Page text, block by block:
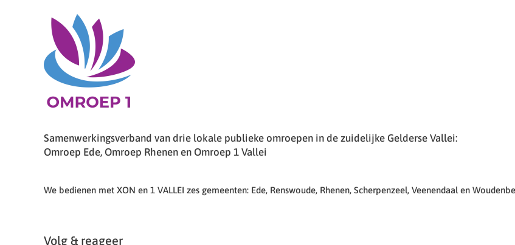
Samenwerkingsverband van drie lokale publieke omroepen in de zuidelijke Gelderse Vallei:
Omroep Ede, Omroep Rhenen en Omroep 1 Vallei
We bedienen met XON en 1 VALLEI zes gemeenten: Ede, Renswoude, Rhenen, Scherpenzeel, Veenendaal en
Volg & reageer